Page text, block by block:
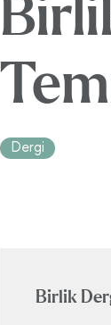
Dergi
Birlik